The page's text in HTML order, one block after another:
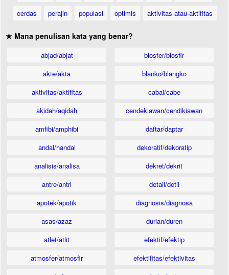
cerdas
perajin populasi optimis aktivitas-atau-aktifitas
★ Mana penulisan kata yang benar?
abjad/abjat
akte/akta
aktivitas/aktifitas
akidah/aqidah
amfibi/amphibi
andal/handal
analisis/analisa
antre/antri
apotek/apotik
asas/azaz
atlet/atlit
atmosfer/atmosfir
biosfer/biosfir
blanko/blangko
cabai/cabe
cendekiawan/cendikiawan
daftar/daptar
dekoratif/dekoratip
dekret/dekrit
detail/detil
diagnosis/diagnosa
durian/duren
efektif/efektip
efektifitas/efektivitas